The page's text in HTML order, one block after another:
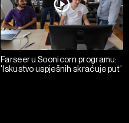
Farseer u Soonicorn programu:
'Iskustvo uspješnih skraćuje put'